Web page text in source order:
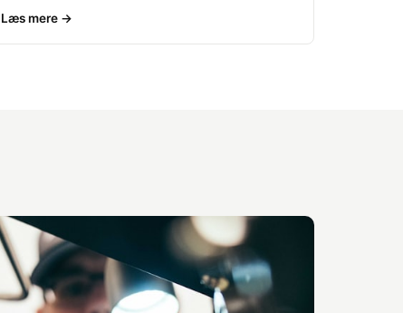
Læs mere →